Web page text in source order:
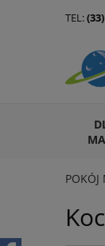
POKÓJ
TEL: